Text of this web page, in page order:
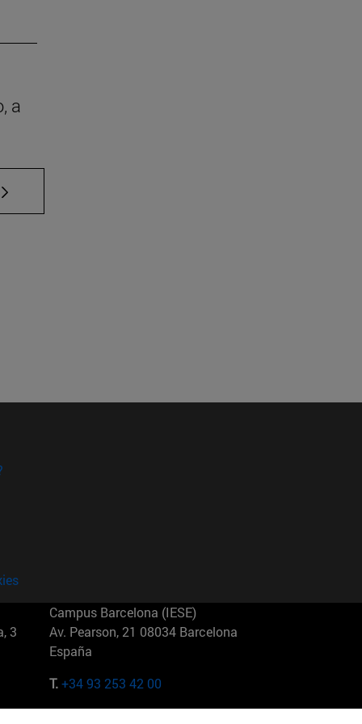
a
para desplazarse.
3
Campus Barcelona (IESE)
Av. Pearson, 21 08034 Barcelona
España
T.+34 93 253 42 00